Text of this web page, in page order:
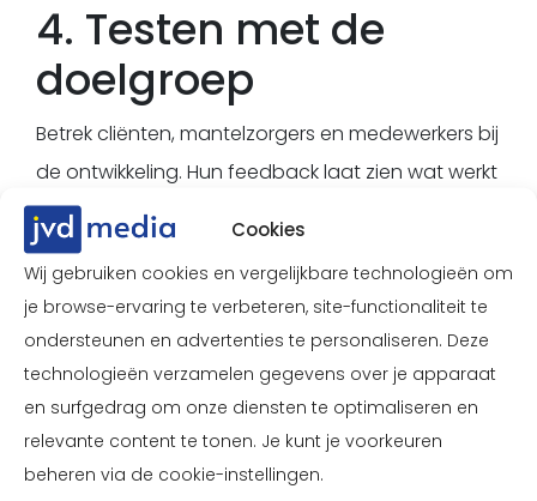
Cookies
Wij gebruiken cookies en vergelijkbare technologieën om
je browse-ervaring te verbeteren, site-functionaliteit te
ondersteunen en advertenties te personaliseren. Deze
technologieën verzamelen gegevens over je apparaat
en surfgedrag om onze diensten te optimaliseren en
relevante content te tonen. Je kunt je voorkeuren
beheren via de cookie-instellingen.
4. Testen met de
doelgroep
Betrek cliënten, mantelzorgers en medewerkers bij
de ontwikkeling. Hun feedback laat zien wat werkt
en waar nog verbeterpunten liggen.
Toegankelijk design
versterkt vertrouwen
in de zorg